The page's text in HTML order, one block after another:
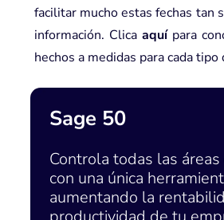
facilitar mucho estas fechas tan
información. Clica aquí para
hechos a medidas para cada tipo
Sage 50
Controla todas las
con una única
aumentando la